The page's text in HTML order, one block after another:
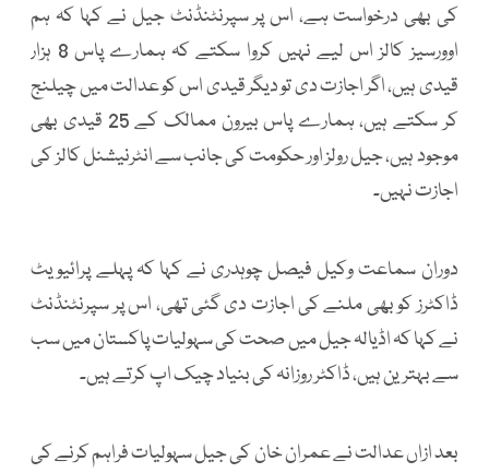
کی بھی درخواست ہے، اس پر سپرنٹنڈنٹ جیل نے کہا کہ ہم
اوورسیز کالز اس لیے نہیں کروا سکتے کہ ہمارے پاس 8 ہزار
قیدی ہیں، اگر اجازت دی تو دیگر قیدی اس کو عدالت میں چیلنج
کر سکتے ہیں، ہمارے پاس بیرون ممالک کے 25 قیدی بھی
موجود ہیں، جیل رولز اور حکومت کی جانب سے انٹرنیشنل کالز کی
اجازت نہیں۔
دوران سماعت وکیل فیصل چوہدری نے کہا کہ پہلے پرائیویٹ
ڈاکٹرز کو بھی ملنے کی اجازت دی گئی تھی، اس پر سپرنٹنڈنٹ
نے کہا کہ اڈیالہ جیل میں صحت کی سہولیات پاکستان میں سب
سے بہترین ہیں، ڈاکٹر روزانہ کی بنیاد چیک اپ کرتے ہیں۔
بعد ازاں عدالت نے عمران خان کی جیل سہولیات فراہم کرنے کی